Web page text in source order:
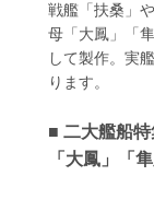
戦艦「扶桑」
母「大鳳」「
して製作。実
ります。
■ 二大艦船
「大鳳」「